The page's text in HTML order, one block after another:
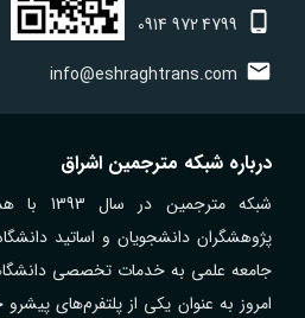
0914 9724799
info@eshraghtrans.com
درباره شبکه مترجمین اشراق
شبکه
پژوهشگران دانشجویان و اساتید
جامعه علمی به خدمات تخصصی
امروز به عنوان یکی از پلتفرم‌های